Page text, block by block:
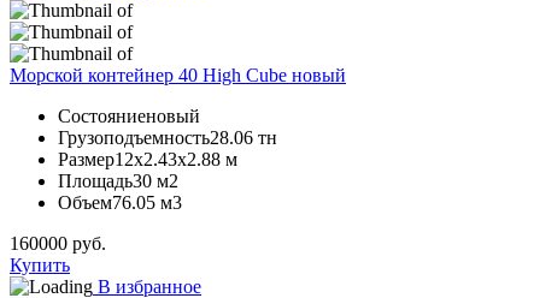
Морской контейнер 40 High Cube новый
Состояниеновый
Грузоподъемность28.06 тн
Размер12х2.43х2.88 м
Площадь30 м2
Объем76.05 м3
160000 руб.
Купить
В избранное